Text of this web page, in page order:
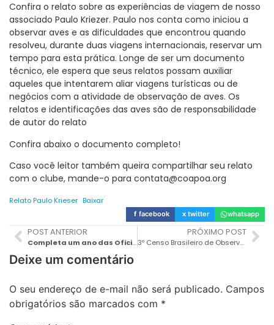
Confira o relato sobre as experiências de viagem de nosso
associado Paulo Kriezer. Paulo nos conta como iniciou a
observar aves e as dificuldades que encontrou quando
resolveu, durante duas viagens internacionais, reservar um
tempo para esta prática. Longe de ser um documento
técnico, ele espera que seus relatos possam auxiliar
aqueles que intentarem aliar viagens turísticas ou de
negócios com a atividade de observação de aves. Os
relatos e identificações das aves são de responsabilidade
de autor do relato
Confira abaixo o documento completo!
Caso você leitor também queira compartilhar seu relato
com o clube, mande-o para contata@coapoa.org
Relato Paulo Krieser Baixar
f facebook x twitter whatsapp
POST ANTERIOR
Completa um ano das Oficinas de Observação de Aves realizadas pelo jovem Augusto Pötter!
PRÓXIMO POST
3º Censo Brasileiro de Observação de Aves
Deixe um comentário
O seu endereço de e-mail não será publicado. Campos
obrigatórios são marcados com *